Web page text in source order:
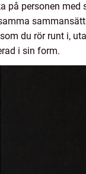
på personen
du rör runt i,
i sin form.